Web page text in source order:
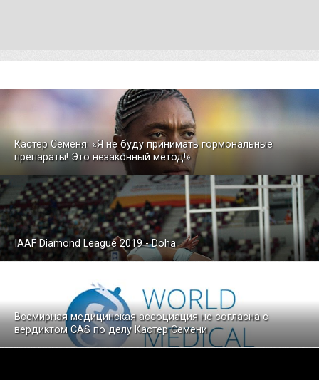
Кастер Семеня: «Я не буду принимать гормональные
препараты! Это незаконный метод!»
IAAF Diamond League 2019 - Doha
Всемирная медицинская ассоциация не согласна с
вердиктом CAS по делу Кастер Семени